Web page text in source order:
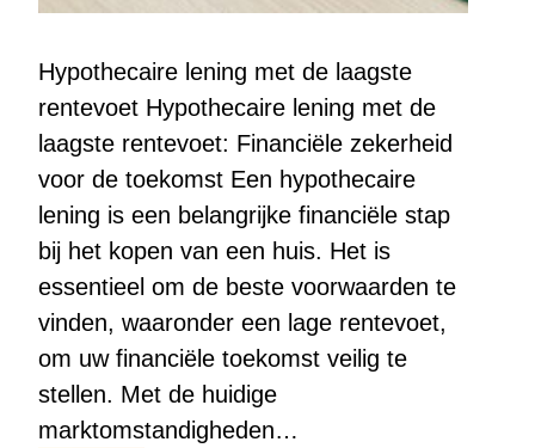
Hypothecaire lening met de laagste
rentevoet Hypothecaire lening met de
laagste rentevoet: Financiële zekerheid
voor de toekomst Een hypothecaire
lening is een belangrijke financiële stap
bij het kopen van een huis. Het is
essentieel om de beste voorwaarden te
vinden, waaronder een lage rentevoet,
om uw financiële toekomst veilig te
stellen. Met de huidige
marktomstandigheden…